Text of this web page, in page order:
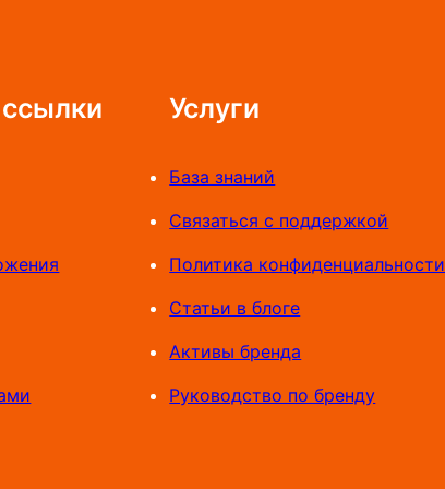
Услуги
База знаний
Связаться с поддержкой
Политика конфиденциальности
Статьи в блоге
Активы бренда
Руководство по бренду